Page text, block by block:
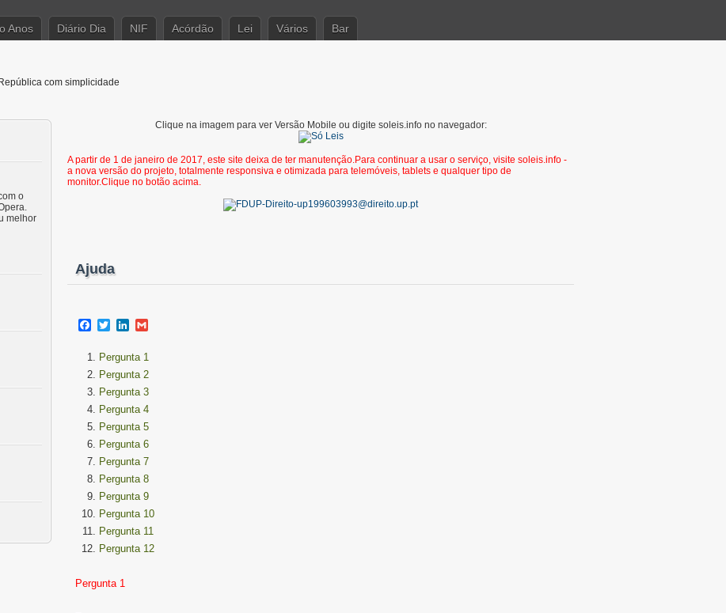
Anos Diário Dia NIF Acórdão Lei Vários Bar
com simplicidade
Clique na imagem para ver Versão Mobile ou digite soleis.info no navegador:
A partir de 1 de janeiro de 2017, este site deixa de ter manutenção.Para continuar a usar o serviço, visite soleis.info -
a nova versão do projeto, totalmente responsiva e otimizada para telemóveis, tablets e qualquer tipo de
monitor.Clique no botão acima.
Ajuda
Facebook
TwitterLinkedIn
Pergunta 1
Pergunta 2
Pergunta 3
Pergunta 4
Pergunta 5
Pergunta 6
Pergunta 7
Pergunta 8
Pergunta 9
Pergunta 10
Pergunta 11
Pergunta 12
Pergunta 1
o
melhor